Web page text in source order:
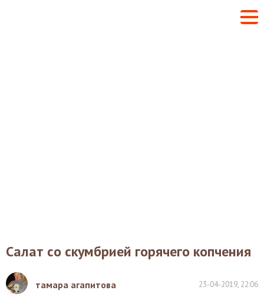
Салат со скумбрией горячего копчения
тамара агапитова 23-04-2019, 22:06